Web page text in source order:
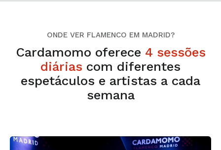
ONDE VER FLAMENCO EM MADRID?
Cardamomo oferece 4 sessões
diárias com diferentes
espetáculos e artistas a cada
semana